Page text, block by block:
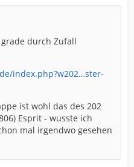
durch Zufall
index.php?w202…ster-
ist wohl das des 202
Esprit - wusste ich
mal irgendwo gesehen